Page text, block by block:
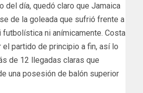
del día, quedó claro que Jamaica
de la goleada que sufrió frente a
futbolística ni anímicamente. Costa
el partido de principio a fin, así lo
de 12 llegadas claras que
una posesión de balón superior